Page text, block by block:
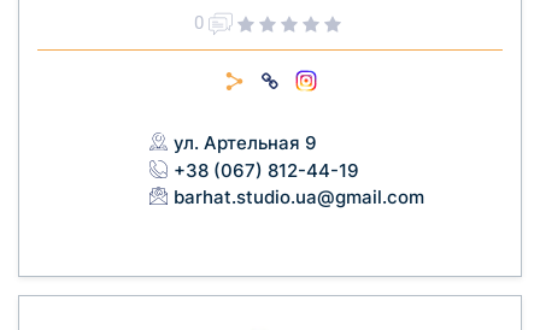
0
ул. Артельная 9
+38 (067) 812-44-19
barhat.studio.ua@gmail.com